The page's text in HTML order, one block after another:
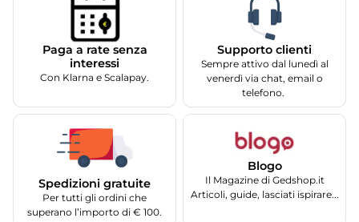
Paga a rate senza
interessi
Con Klarna e Scalapay.
Supporto clienti
Sempre attivo dal lunedì al
venerdì via chat, email o
telefono.
Spedizioni gratuite
Per tutti gli ordini che
superano l’importo di € 100.
Blogo
Il Magazine di Gedshop.it
Articoli, guide, lasciati ispirare...